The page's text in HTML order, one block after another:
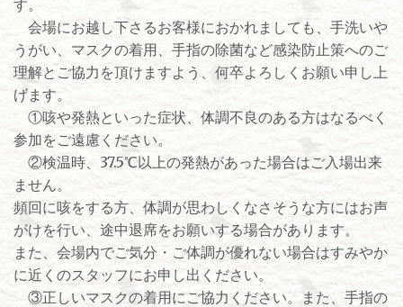
す。
会場にお越し下さるお客様におかれましても、手洗いや
うがい、マスクの着用、手指の除菌など感染防止策へのご
理解とご協力を頂けますよう、何卒よろしくお願い申し上
げます。
①咳や発熱といった症状、体調不良のある方はなるべく
参加をご遠慮ください。
②検温時、37.5℃以上の発熱があった場合はご入場出来
ません。
頻回に咳をする方、体調が思わしくなさそうな方にはお声
がけを行い、途中退席をお願いする場合があります。
また、会場内でご気分・ご体調が優れない場合はすみやか
に近くのスタッフにお申し出ください。
③正しいマスクの着用にご協力ください。また、手指の